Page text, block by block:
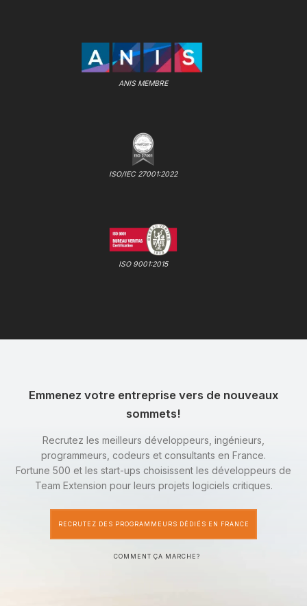
ANIS MEMBRE
ISO/IEC 27001:2022
ISO 9001:2015
Emmenez votre entreprise vers de nouveaux
sommets!
Recrutez les meilleurs développeurs, ingénieurs,
programmeurs, codeurs et consultants en France.
Fortune 500 et les start-ups choisissent les développeurs de
Team Extension pour leurs projets logiciels critiques.
RECRUTEZ DES PROGRAMMEURS DÉDIÉS EN FRANCE
COMMENT ÇA MARCHE?